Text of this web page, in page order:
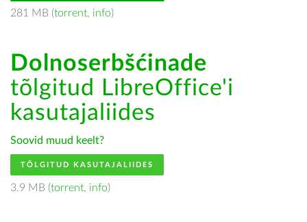
281 MB (torrent, info)
Dolnoserbšćinade
tõlgitud LibreOffice'i
kasutajaliides
Soovid muud keelt?
TÕLGITUD KASUTAJALIIDES
3.9 MB (torrent, info)